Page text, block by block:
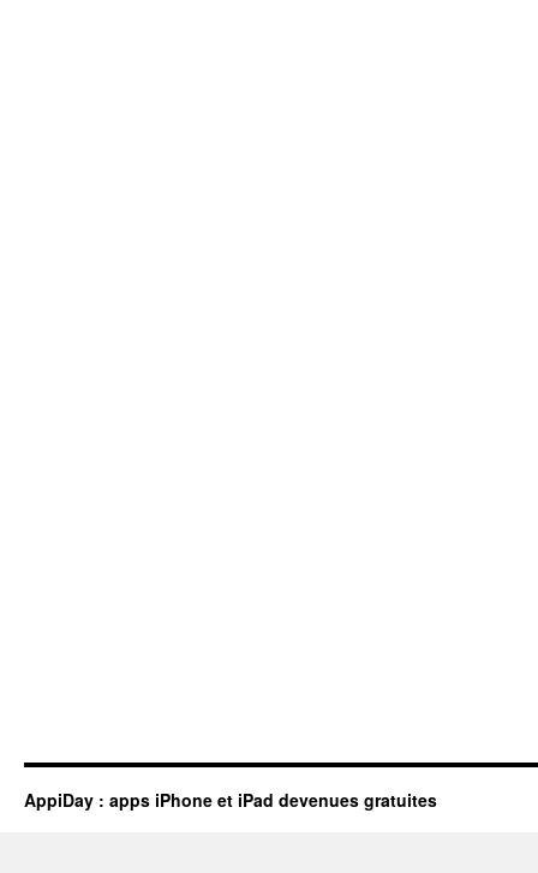
AppiDay : apps iPhone et iPad devenues gratuites